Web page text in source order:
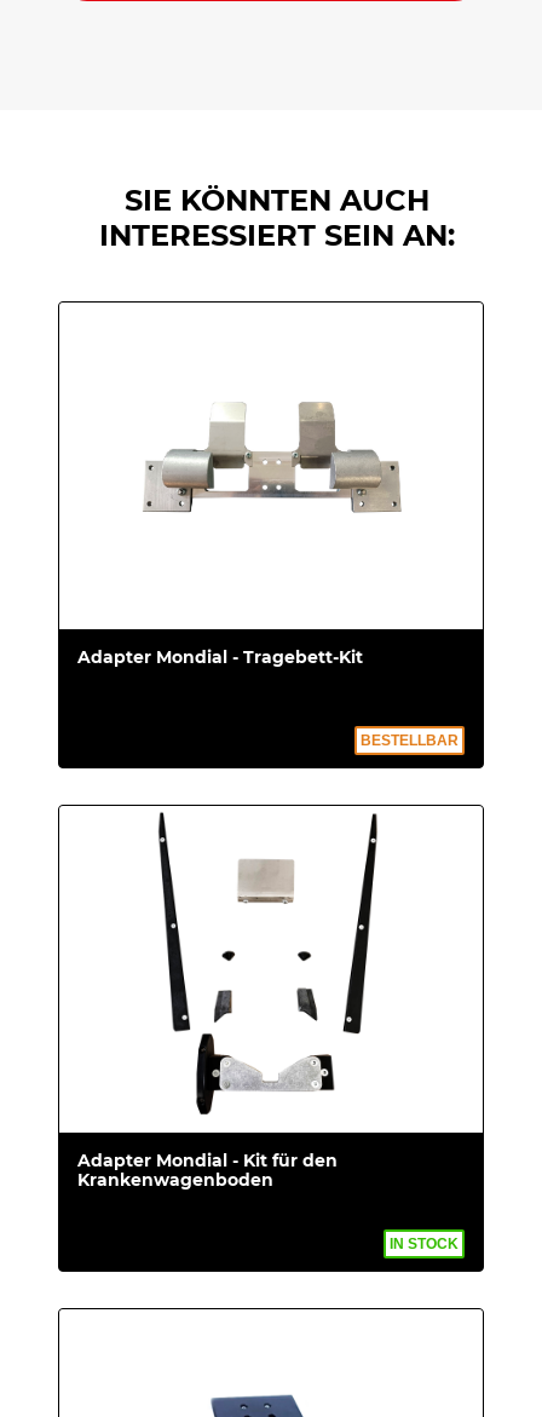
SIE KÖNNTEN AUCH
INTERESSIERT SEIN AN:
Adapter Mondial - Tragebett-Kit
BESTELLBAR
Adapter Mondial - Kit für den
Krankenwagenboden
IN STOCK